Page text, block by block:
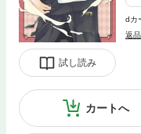
試し読み
dカ
返
カートへ